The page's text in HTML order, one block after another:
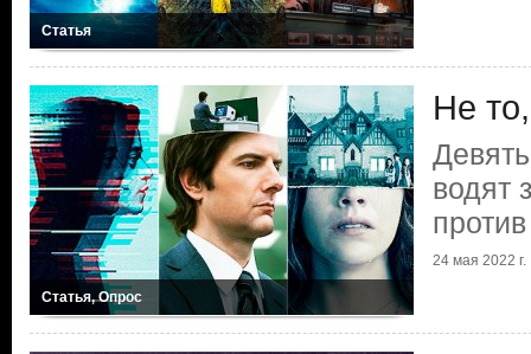
Статья
Статья, Опрос
Не
водят
против
24 мая 2022 г.